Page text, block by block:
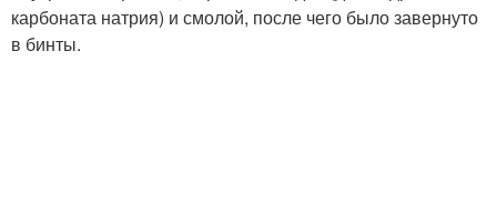
карбоната натрия) и смолой, после чего было завернуто
в бинты.